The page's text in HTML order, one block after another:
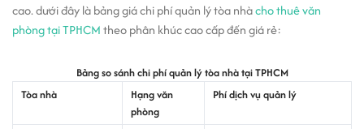
cao. dưới đây là bảng giá chi phí quản lý tòa nhàcho thuê văn
phòng tại TPHCMtheo phân khúc cao cấp đến giá rẻ:
Bảng so sánh chi phí quản lý tòa nhà tại TPHCM
Tòa nhà
Hạng văn
phòng
Phí dịch vụ quản lý